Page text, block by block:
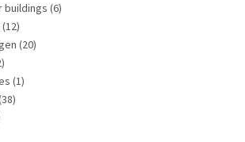
buildings (6)
(12)
(20)
(1)